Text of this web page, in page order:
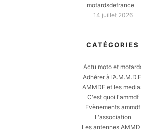
motardsdefrance
14 juillet 2026
CATÉGORIES
Actu moto et
Adhérer à
AMMDF et les
C'est quoi l'ammdf
Evènements ammdf
L'association
Les antennes